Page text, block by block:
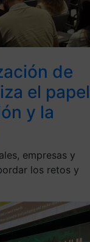
de
el papel
y la
empresas y
los retos y